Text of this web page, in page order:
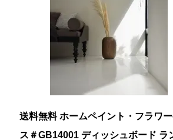
送料無料 ホームペイント・フラワ
ス＃GB14001 ディッシュボード ラ